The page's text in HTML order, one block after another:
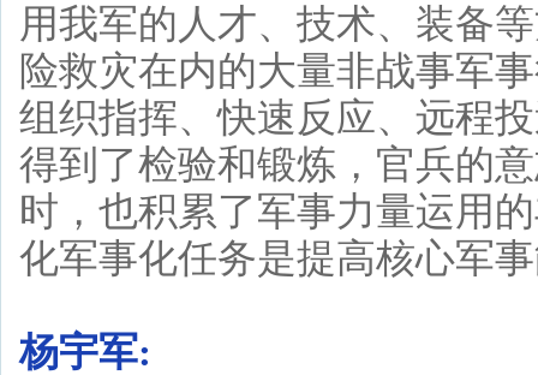
用我军的人才、技术、装备
险救灾在内的大量非战事军
组织指挥、快速反应、远程
得到了检验和锻炼，官兵的
时，也积累了军事力量运用
化军事化任务是提高核心军
杨宇军: